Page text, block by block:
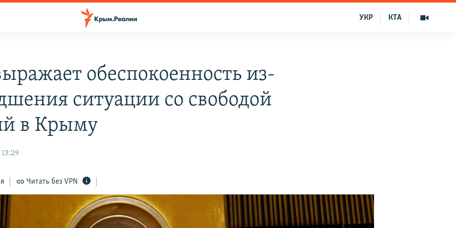
КТА
УКР
обеспокоенность из-
ситуации со свободой
в Крыму
Читать без VPN